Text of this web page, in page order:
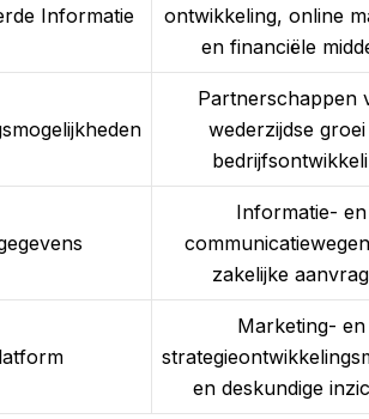
Informatie
ontwikkeling, online
en financiële
Partnerschappen
wederzijdse
Informatie- en
zakelijke
Marketing- en
en deskundige